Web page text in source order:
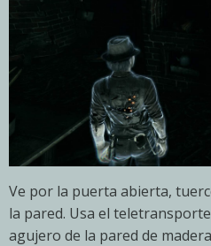
Ve por la puerta abierta,
la pared. Usa el
agujero de la pared de